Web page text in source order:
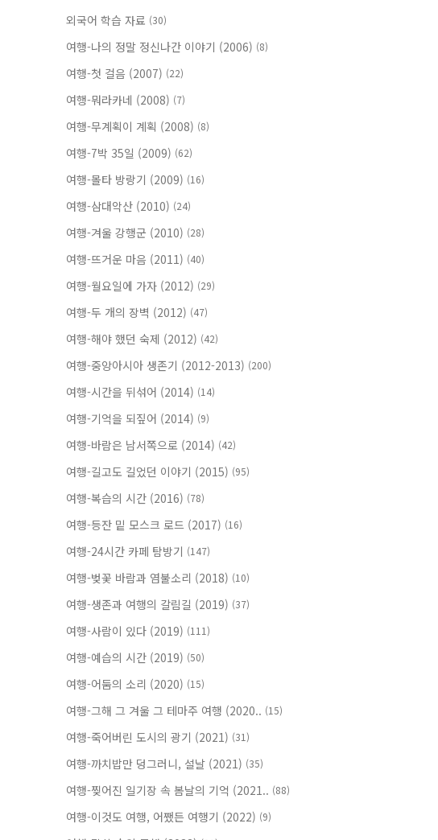
외국어 학습 자료 (30)
여행-나의 정말 정신나간 이야기 (2006) (8)
여행-첫 걸음 (2007) (22)
여행-뭐라카네 (2008) (7)
여행-무계획이 계획 (2008) (8)
여행-7박 35일 (2009) (62)
여행-몰타 방랑기 (2009) (16)
여행-삼대악산 (2010) (24)
여행-겨울 강행군 (2010) (28)
여행-뜨거운 마음 (2011) (40)
여행-월요일에 가자 (2012) (29)
여행-두 개의 장벽 (2012) (47)
여행-해야 했던 숙제 (2012) (42)
여행-중앙아시아 생존기 (2012-2013) (200)
여행-시간을 뒤섞어 (2014) (14)
여행-기억을 되짚어 (2014) (9)
여행-바람은 남서쪽으로 (2014) (42)
여행-길고도 길었던 이야기 (2015) (95)
여행-복습의 시간 (2016) (78)
여행-등잔 밑 모스크 로드 (2017) (16)
여행-24시간 카페 탐방기 (147)
여행-벚꽃 바람과 염불소리 (2018) (10)
여행-생존과 여행의 갈림길 (2019) (37)
여행-사람이 있다 (2019) (111)
여행-예습의 시간 (2019) (50)
여행-어둠의 소리 (2020) (15)
여행-그해 그 겨울 그 테마주 여행 (2020.. (15)
여행-죽어버린 도시의 광기 (2021) (31)
여행-까치밥만 덩그러니, 설날 (2021) (35)
여행-찢어진 일기장 속 봄날의 기억 (2021.. (88)
여행-이것도 여행, 어쨌든 여행기 (2022) (9)